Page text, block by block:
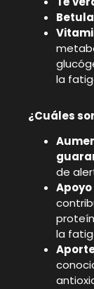
la
¿Cuáles
de
la